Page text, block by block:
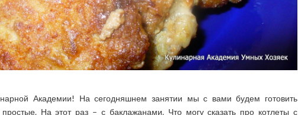
Академии! На сегодняшнем занятии мы с вами будем готовить
простые. На этот раз – с баклажанами. Что могу сказать про котлеты с